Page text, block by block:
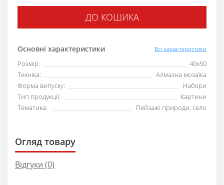
Основні характеристики Всі характеристики
Розмір:
40х50
Техніка:
Алмазна мозаїка
Форма випуску:
Набори
Тип продукції:
Картини
Тематика:
Пейзажі природи, село
ДО КОШИКА
Огляд товару
Відгуки (0)